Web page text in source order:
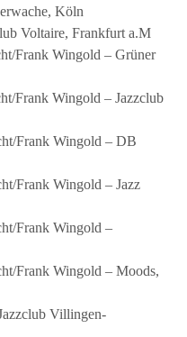
Köln
Voltaire, Frankfurt a.M
Frank Wingold – Grüner
Frank Wingold – Jazzclub
Frank Wingold – DB
Frank Wingold – Jazz
Frank Wingold –
Frank Wingold – Moods,
Villingen-